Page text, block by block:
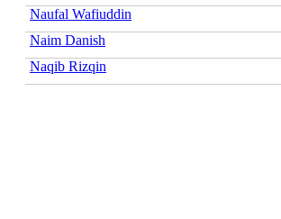
Naufal Wafiuddin
Naim Danish
Naqib Rizqin